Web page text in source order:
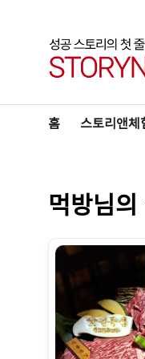
홈 스토리앤체
먹방님